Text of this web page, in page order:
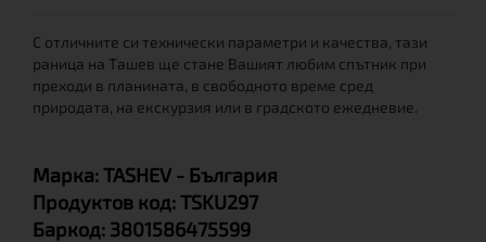
С отличните си технически параметри и качества, тази
раница на Ташев ще стане Вашият любим спътник при
преходи в планината, в свободното време сред
природата, на екскурзия или в градското ежедневие.
Марка:TASHEV - България
Продуктов код:TSKU297
Баркод: 3801586475599